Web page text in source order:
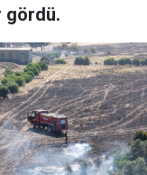
gördü.